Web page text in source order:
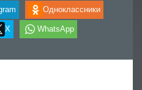
Одноклассники
X WhatsApp